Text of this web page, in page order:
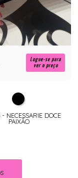
Logue-se para
ver o preço
NECESSARIE DOCE
PAIXÃO